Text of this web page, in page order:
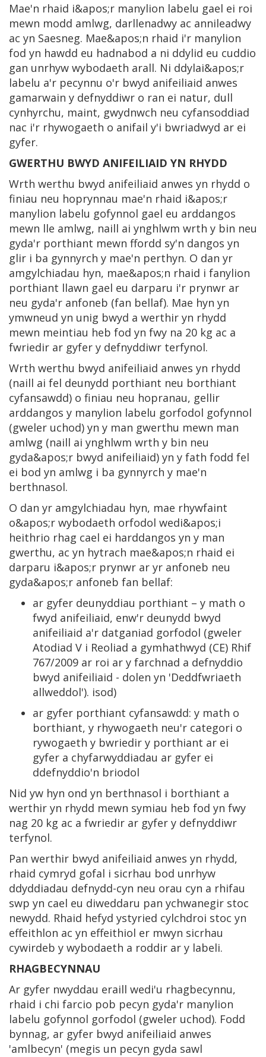
Mae'n rhaid i&apos;r manylion labelu gael ei roi
mewn modd amlwg, darllenadwy ac annileadwy
ac yn Saesneg. Mae&apos;n rhaid i'r manylion
fod yn hawdd eu hadnabod a ni ddylid eu cuddio
gan unrhyw wybodaeth arall. Ni ddylai&apos;r
labelu a'r pecynnu o'r bwyd anifeiliaid anwes
gamarwain y defnyddiwr o ran ei natur, dull
cynhyrchu, maint, gwydnwch neu cyfansoddiad
nac i'r rhywogaeth o anifail y'i bwriadwyd ar ei
gyfer.
GWERTHU BWYD ANIFEILIAID YN RHYDD
Wrth werthu bwyd anifeiliaid anwes yn rhydd o
finiau neu hoprynnau mae'n rhaid i&apos;r
manylion labelu gofynnol gael eu arddangos
mewn lle amlwg, naill ai ynghlwm wrth y bin neu
gyda'r porthiant mewn ffordd sy'n dangos yn
glir i ba gynnyrch y mae'n perthyn. O dan yr
amgylchiadau hyn, mae&apos;n rhaid i fanylion
porthiant llawn gael eu darparu i'r prynwr ar
neu gyda'r anfoneb (fan bellaf). Mae hyn yn
ymwneud yn unig bwyd a werthir yn rhydd
mewn meintiau heb fod yn fwy na 20 kg ac a
fwriedir ar gyfer y defnyddiwr terfynol.
Wrth werthu bwyd anifeiliaid anwes yn rhydd
(naill ai fel deunydd porthiant neu borthiant
cyfansawdd) o finiau neu hopranau, gellir
arddangos y manylion labelu gorfodol gofynnol
(gweler uchod) yn y man gwerthu mewn man
amlwg (naill ai ynghlwm wrth y bin neu
gyda&apos;r bwyd anifeiliaid) yn y fath fodd fel
ei bod yn amlwg i ba gynnyrch y mae'n
berthnasol.
O dan yr amgylchiadau hyn, mae rhywfaint
o&apos;r wybodaeth orfodol wedi&apos;i
heithrio rhag cael ei harddangos yn y man
gwerthu, ac yn hytrach mae&apos;n rhaid ei
darparu i&apos;r prynwr ar yr anfoneb neu
gyda&apos;r anfoneb fan bellaf:
ar gyfer deunyddiau porthiant – y math o
fwyd anifeiliaid, enw'r deunydd bwyd
anifeiliaid a'r datganiad gorfodol (gweler
Atodiad V i Reoliad a gymhathwyd (CE) Rhif
767/2009 ar roi ar y farchnad a defnyddio
bwyd anifeiliaid - dolen yn 'Deddfwriaeth
allweddol'). isod)
ar gyfer porthiant cyfansawdd: y math o
borthiant, y rhywogaeth neu'r categori o
rywogaeth y bwriedir y porthiant ar ei
gyfer a chyfarwyddiadau ar gyfer ei
ddefnyddio'n briodol
Nid yw hyn ond yn berthnasol i borthiant a
werthir yn rhydd mewn symiau heb fod yn fwy
nag 20 kg ac a fwriedir ar gyfer y defnyddiwr
terfynol.
Pan werthir bwyd anifeiliaid anwes yn rhydd,
rhaid cymryd gofal i sicrhau bod unrhyw
ddyddiadau defnydd-cyn neu orau cyn a rhifau
swp yn cael eu diweddaru pan ychwanegir stoc
newydd. Rhaid hefyd ystyried cylchdroi stoc yn
effeithlon ac yn effeithiol er mwyn sicrhau
cywirdeb y wybodaeth a roddir ar y labeli.
RHAGBECYNNAU
Ar gyfer nwyddau eraill wedi'u rhagbecynnu,
rhaid i chi farcio pob pecyn gyda'r manylion
labelu gofynnol gorfodol (gweler uchod). Fodd
bynnag, ar gyfer bwyd anifeiliaid anwes
'amlbecyn' (megis un pecyn gyda sawl